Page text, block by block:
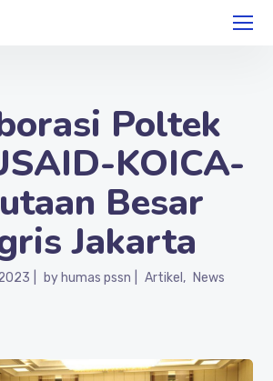
Poltek
KOICA-
Besar
Jakarta
by humas pssn Artikel News